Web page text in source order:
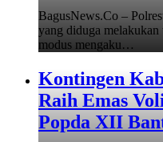
BagusNews.Co –
yang diduga melakukan
modus mengaku…
Kontingen
Raih Emas
Popda XII